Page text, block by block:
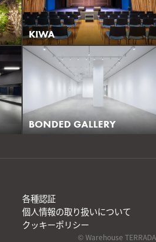
KIWA
BONDED GALLERY
各種認証
個人情報の取り扱いについて
クッキーポリシー
© Warehouse TERRADA